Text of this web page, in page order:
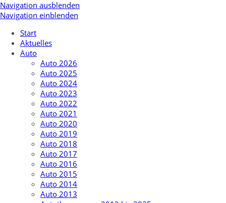
Navigation ausblenden
Navigation einblenden
Start
Aktuelles
Auto
Auto 2026
Auto 2025
Auto 2024
Auto 2023
Auto 2022
Auto 2021
Auto 2020
Auto 2019
Auto 2018
Auto 2017
Auto 2016
Auto 2015
Auto 2014
Auto 2013